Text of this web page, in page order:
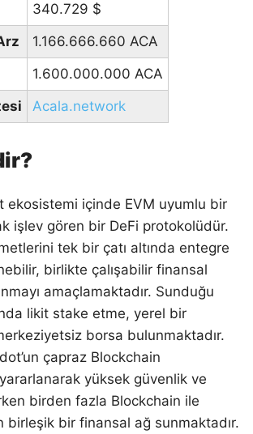
340.729 $
1.166.666.660 ACA
1.600.000.000 ACA
Acala.network
ekosistemi içinde EVM uyumlu bir
işlev gören bir DeFi protokolüdür.
tek bir çatı altında entegre
birlikte çalışabilir finansal
amaçlamaktadır. Sunduğu
likit stake etme, yerel bir
borsa bulunmaktadır.
çapraz Blockchain
yüksek güvenlik ve
birden fazla Blockchain ile
birleşik bir finansal ağ sunmaktadır.